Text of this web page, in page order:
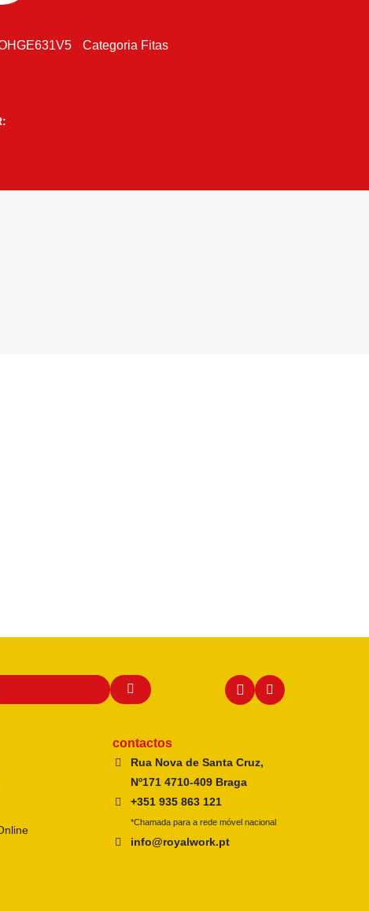
Categoria Fitas
contactos
Rua Nova de Santa Cruz,
Nº171 4710-409 Braga
+351 935 863 121
*Chamada para a rede móvel nacional
info@royalwork.pt